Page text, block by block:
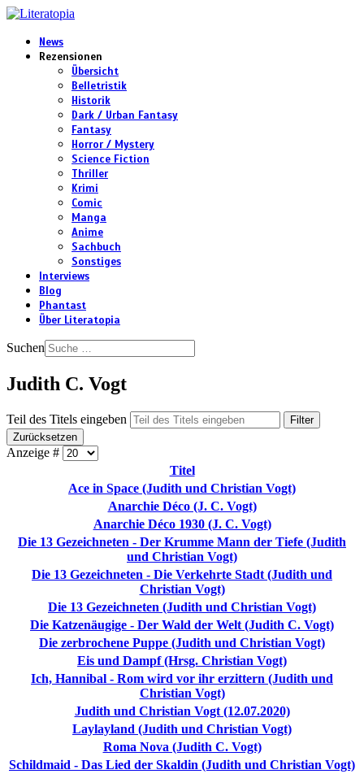
News
Rezensionen
Übersicht
Belletristik
Historik
Dark / Urban Fantasy
Fantasy
Horror / Mystery
Science Fiction
Thriller
Krimi
Comic
Manga
Anime
Sachbuch
Sonstiges
Interviews
Blog
Phantast
Über Literatopia
Suchen
Judith C. Vogt
Teil des Titels eingeben
Filter
Zurücksetzen
Anzeige #
Titel
Ace in Space (Judith und Christian Vogt)
Anarchie Déco (J. C. Vogt)
Anarchie Déco 1930 (J. C. Vogt)
Die 13 Gezeichneten - Der Krumme Mann der Tiefe (Judith
und Christian Vogt)
Die 13 Gezeichneten - Die Verkehrte Stadt (Judith und
Christian Vogt)
Die 13 Gezeichneten (Judith und Christian Vogt)
Die Katzenäugige - Der Wald der Welt (Judith C. Vogt)
Die zerbrochene Puppe (Judith und Christian Vogt)
Eis und Dampf (Hrsg. Christian Vogt)
Ich, Hannibal - Rom wird vor ihr erzittern (Judith und
Christian Vogt)
Judith und Christian Vogt (12.07.2020)
Laylayland (Judith und Christian Vogt)
Roma Nova (Judith C. Vogt)
Schildmaid - Das Lied der Skaldin (Judith und Christian Vogt)